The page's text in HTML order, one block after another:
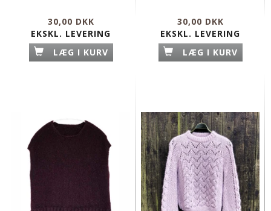
30,00 DKK
EKSKL. LEVERING
LÆG I KURV
30,00 DKK
EKSKL. LEVERING
LÆG I KURV